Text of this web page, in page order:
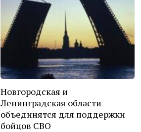
Новгородская и
Ленинградская области
объединятся для поддержки
бойцов СВО